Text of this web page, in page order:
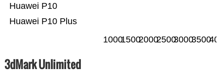
Huawei P10 Plus
Huawei P10
100015002000250030003500
3dMark Unlimited